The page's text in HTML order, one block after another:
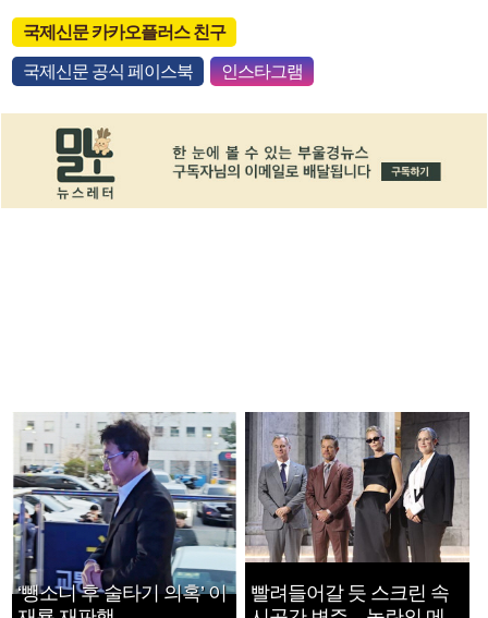
국제신문 카카오플러스 친구
국제신문 공식 페이스북 인스타그램
‘뺑소니 후 술타기 의혹’ 이
빨려들어갈 듯 스크린 속